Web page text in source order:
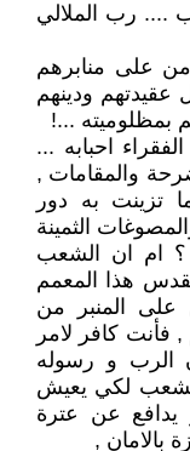
.... رب الملالي
من على منابرهم
عقيدتهم ودينهم
بمظلوميته ...!
احبابه ...
والمقامات ,
تزينت به دور
الثمينة
ام ان الشعب
هذا المعمم
على المنبر من
فأنت كافر لامر
الرب و رسوله
لكي يعيش
عن عترة
بالامان ,